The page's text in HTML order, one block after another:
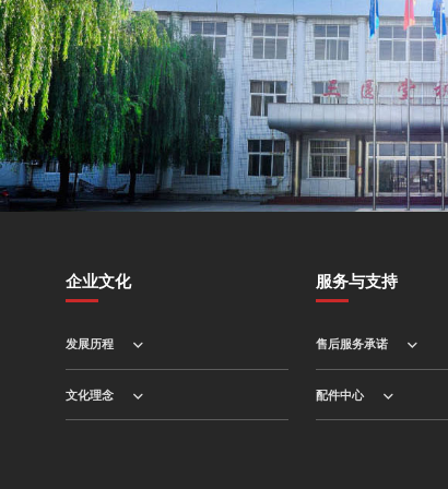
企业文化
发展历程
文化理念
服务与支持
售后服务承诺
配件中心